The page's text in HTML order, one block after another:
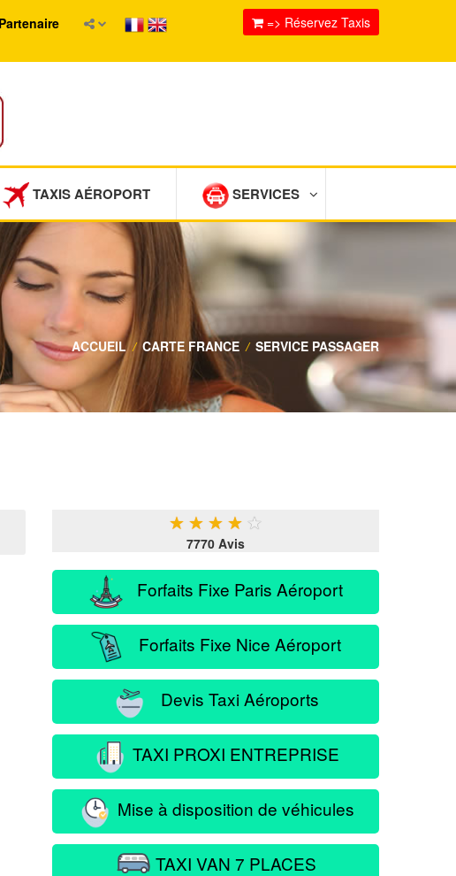
=> Réservez Taxis
TAXIS AÉROPORT SERVICES
ACCUEIL / CARTE FRANCE / SERVICE PASSAGER
★ ★ ★ ★ ★
7770 Avis
Forfaits Fixe Paris Aéroport
Forfaits Fixe Nice Aéroport
Devis Taxi Aéroports
TAXI PROXI ENTREPRISE
Mise à disposition de véhicules
TAXI VAN 7 PLACES